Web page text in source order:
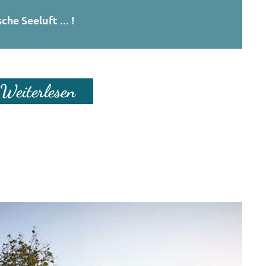
Seeluft ... !
Weiterlesen